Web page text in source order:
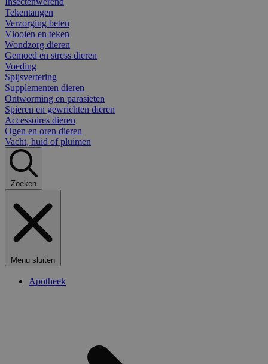
Tekentangen
Verzorging beten
Vlooien en teken
Wondzorg dieren
Gemoed en stress dieren
Voeding
Spijsvertering
Supplementen dieren
Ontworming en parasieten
Spieren en gewrichten dieren
Accessoires dieren
Ogen en oren dieren
Vacht, huid of pluimen
Zoeken
Menu sluiten
Apotheek